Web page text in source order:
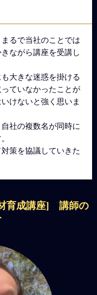
るで当社のことでは
ながら講座を受講し
大きな迷惑を掛ける
ていなかったことが
けないと強く思いま
社の複数名が同時に
策を協議していきた
育成講座] 講師の